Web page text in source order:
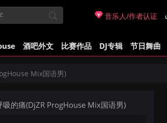
音乐人/作者认证
酒吧外文 比赛作品 DJ专辑 节日舞曲
Mix国语男)
的痛(DjZR ProgHouse Mix国语男)